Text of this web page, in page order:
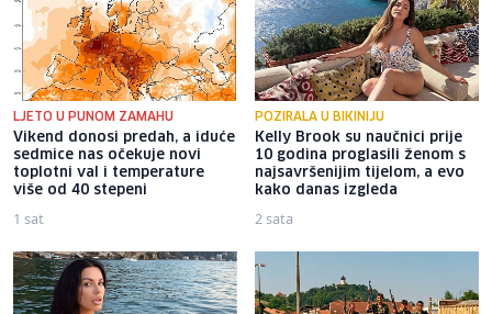
LJETO U PUNOM ZAMAHU
Vikend donosi predah, a iduće
sedmice nas očekuje novi
toplotni val i temperature
više od 40 stepeni
1 sat
POZIRALA U BIKINIJU
Kelly Brook su naučnici prije
10 godina proglasili ženom s
najsavršenijim tijelom, a evo
kako danas izgleda
2 sata